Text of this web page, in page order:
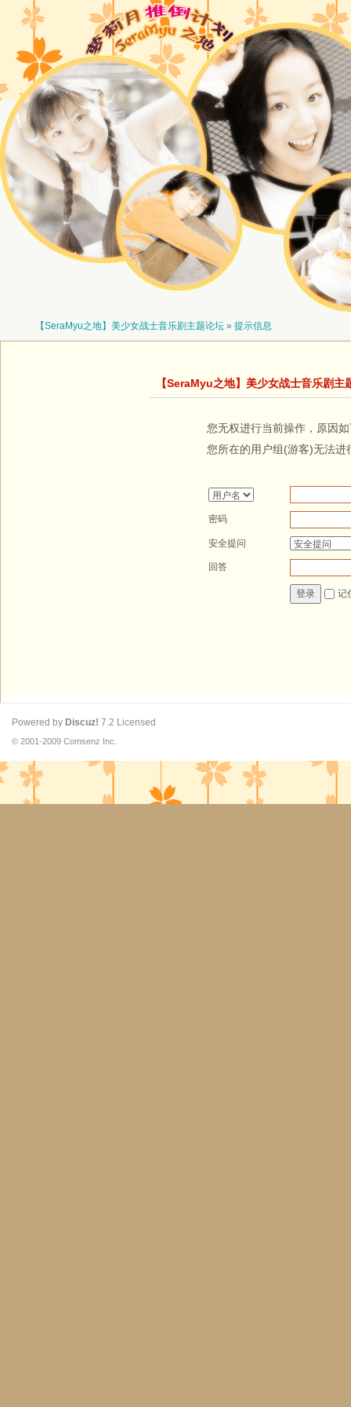
【SeraMyu之地】美少女战士音乐剧主题论坛 » 提示信息
【SeraMyu之地】美少女战士音乐剧主
您无权进行当前操作，原因
您所在的用户组(游客)无法进
密码
安全提问
回答
登录 记
Powered by Discuz! 7.2 Licensed
© 2001-2009 Comsenz Inc.